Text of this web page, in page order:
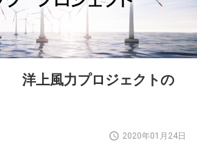
洋上風力プロジェクトの
2020年01月24日